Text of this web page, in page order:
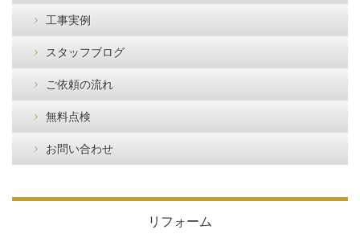
工事実例
スタッフブログ
ご依頼の流れ
無料点検
お問い合わせ
リフォーム